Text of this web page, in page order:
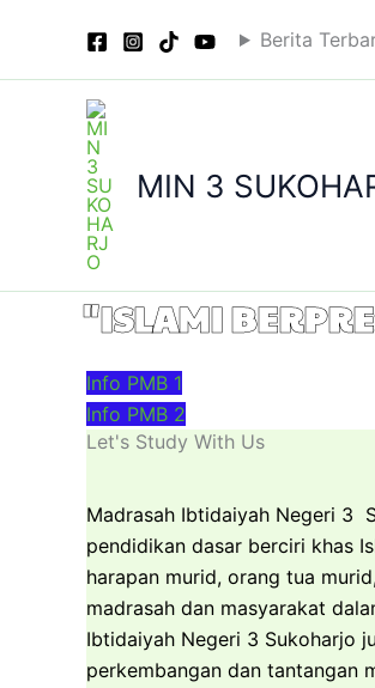
content
Berita
MIN 3
"ISLAMI
Info PMB 1
Info PMB 2
Let's Study With Us
Madrasah Ibtidaiyah Negeri 3
pendidikan dasar berciri khas
harapan murid, orang tua
madrasah dan masyarakat
Ibtidaiyah Negeri 3 Sukoharjo
perkembangan dan tantangan